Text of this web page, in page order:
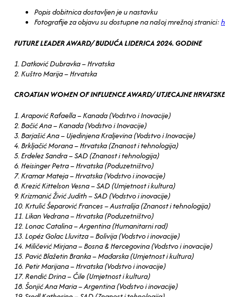
Popis dobitnica dostavljen je u nastavku
Fotografije za objavu su dostupne na našoj mrežnoj stranici:
FUTURE LEADER AWARD/ BUDUĆA LIDERICA 2024. GODINE
1. Datković Dubravka – Hrvatska
2. Kuštro Marija – Hrvatska
CROATIAN WOMEN OF INFLUENCE AWARD/ UTJECAJNE
1. Arapović Rafaella – Kanada (Vodstvo i Inovacije)
2. Bačić Ana – Kanada (Vodstvo i Inovacije)
3. Barjašić Ana – Ujedinjena Kraljevina (Vodstvo i Inovacije)
4. Brkljačić Morana – Hrvatska (Znanost i tehnologija)
5. Erdelez Sandra – SAD (Znanost i tehnologija)
6. Heisinger Petra – Hrvatska (Poduzetništvo)
7. Kramar Mateja – Hrvatska (Vodstvo i inovacije)
8. Krezić Kittelson Vesna – SAD (Umjetnost i kultura)
9. Krizmanić Živić Judith – SAD (Vodstvo i inovacije)
10. Krtulić Šeparović Frances – Australija (Znanost i tehnologija)
11. Likan Vedrana – Hrvatska (Poduzetništvo)
12. Lonac Catalina – Argentina (Humanitarni rad)
13. Lopéz Golac Lluvitza – Bolivija (Vodstvo i inovacije)
14. Miličević Mirjana – Bosna & Hercegovina (Vodstvo i inovacije)
15. Paviċ Blažetin Branka – Mađarska (Umjetnost i kultura)
16. Petir Marijana – Hrvatska (Vodstvo i inovacije)
17. Rendiċ Drina – Čile (Umjetnost i kultura)
18. Šonjić Ana Maria – Argentina (Vodstvo i inovacije)